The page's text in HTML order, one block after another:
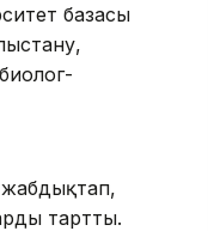
базасы
жабдықтап,
тартты.